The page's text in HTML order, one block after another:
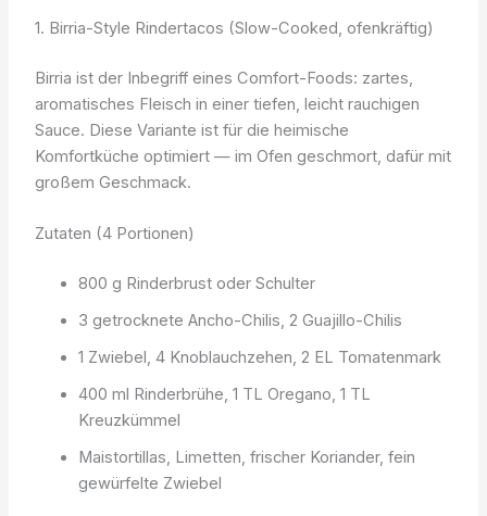
1. Birria-Style Rindertacos (Slow-Cooked, ofenkräftig)
Birria ist der Inbegriff eines Comfort-Foods: zartes,
aromatisches Fleisch in einer tiefen, leicht rauchigen
Sauce. Diese Variante ist für die heimische
Komfortküche optimiert — im Ofen geschmort, dafür mit
großem Geschmack.
Zutaten (4 Portionen)
800 g Rinderbrust oder Schulter
3 getrocknete Ancho-Chilis, 2 Guajillo-Chilis
1 Zwiebel, 4 Knoblauchzehen, 2 EL Tomatenmark
400 ml Rinderbrühe, 1 TL Oregano, 1 TL
Kreuzkümmel
Maistortillas, Limetten, frischer Koriander, fein
gewürfelte Zwiebel